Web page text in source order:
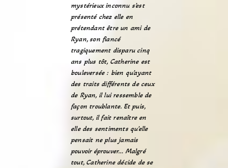
mystérieux inconnu s’est
présenté chez elle en
prétendant être un ami de
Ryan, son fiancé
tragiquement disparu cinq
ans plus tôt, Catherine est
bouleversée : bien qu’ayant
des traits différents de ceux
de Ryan, il lui ressemble de
façon troublante. Et puis,
surtout, il fait renaître en
elle des sentiments qu’elle
pensait ne plus jamais
pouvoir éprouver… Malgré
tout, Catherine décide de se